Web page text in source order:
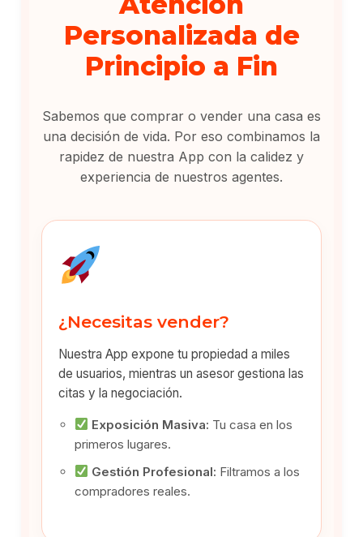
Personalizada de
Principio a Fin
Sabemos que comprar o vender una casa es
una decisión de vida. Por eso combinamos la
rapidez de nuestra App con la calidez y
experiencia de nuestros agentes.
¿Necesitas vender?
Nuestra App expone tu propiedad a miles
de usuarios, mientras un asesor gestiona las
citas y la negociación.
Exposición Masiva: Tu casa en los
primeros lugares.
Gestión Profesional: Filtramos a los
compradores reales.